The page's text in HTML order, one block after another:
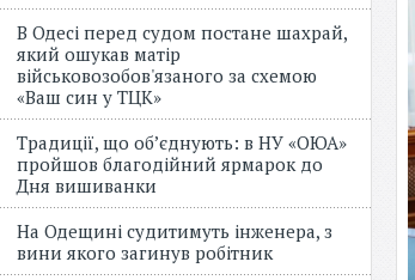
В Одесі перед судом постане шахрай,
який ошукав матір
військовозобов'язаного за схемою
«Ваш син у ТЦК»
Традиції, що об’єднують: в НУ «ОЮА»
пройшов благодійний ярмарок до
Дня вишиванки
На Одещині судитимуть інженера, з
вини якого загинув робітник